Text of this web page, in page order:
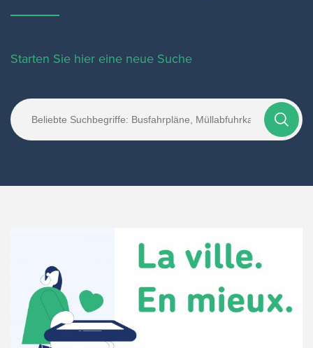
Starten Sie hier eine neue Suche